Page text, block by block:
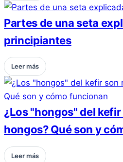
Partes de una seta
principiantes
Leer más
¿Los "hongos" del
hongos? Qué son y
Leer más